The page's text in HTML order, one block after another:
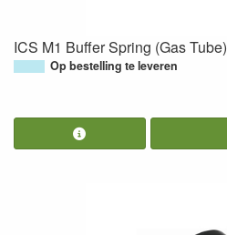
ICS M1 Buffer Spring (Gas Tube)
Op bestelling te leveren